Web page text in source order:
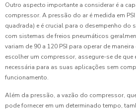
Outro aspecto importante a considerar é a
compressor. A pressão do ar é medida em
quadrada) e é crucial para o desempenho do
com sistemas de freios pneumáticos
variam de 90 a 120 PSI para operar de
escolher um compressor, assegure-se de
necessária para as suas aplicações sem
funcionamento.
Além da pressão, a vazão do compressor,
pode fornecer em um determinado tempo,